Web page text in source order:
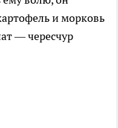
и морковь
— чересчур